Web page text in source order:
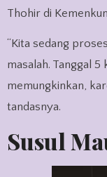
Thohir di
“Kita sedang
masalah. Tanggal
memungkinkan,
tandasnya.
Susul